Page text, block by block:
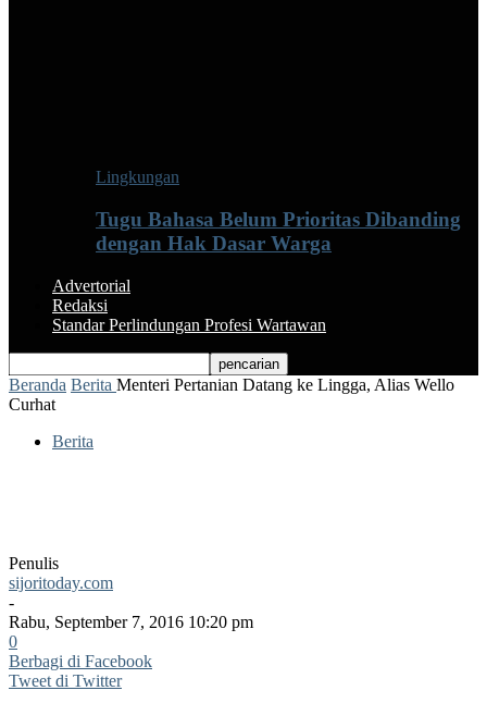
Lingkungan
Tugu Bahasa Belum Prioritas Dibanding
dengan Hak Dasar Warga
Advertorial
Redaksi
Standar Perlindungan Profesi Wartawan
Beranda Berita Menteri Pertanian Datang ke Lingga, Alias Wello
Curhat
Berita
Penulis
sijoritoday.com
-
Rabu, September 7, 2016 10:20 pm
0
Berbagi di Facebook
Tweet di Twitter